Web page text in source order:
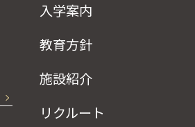
入学案内
教育方針
施設紹介
リクルート